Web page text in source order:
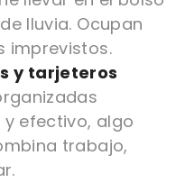
lluvia. Ocupan
imprevistos.
y tarjeteros
efectivo, algo
trabajo,